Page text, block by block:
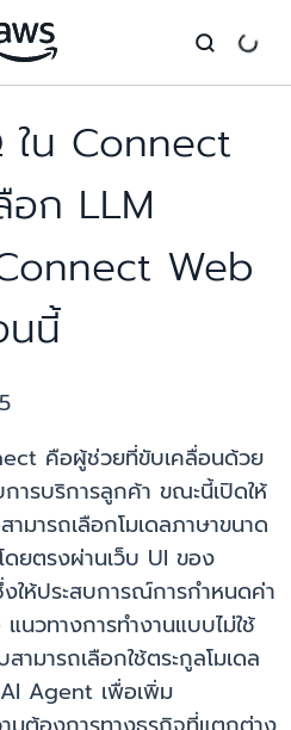
น Connect
อก LLM
Web
นนี้
คือผู้ช่วยที่ขับเคลื่อนด้วย
ารบริการลูกค้า ขณะนี้เปิดให้
มารถเลือกโมเดลภาษาขนาด
ยตรงผ่านเว็บ UI ของ
ห้ประสบการณ์การกำหนดค่า
นวทางการทำงานแบบไม่ใช้
ามารถเลือกใช้ตระกูลโมเดล
Agent เพื่อเพิ่ม